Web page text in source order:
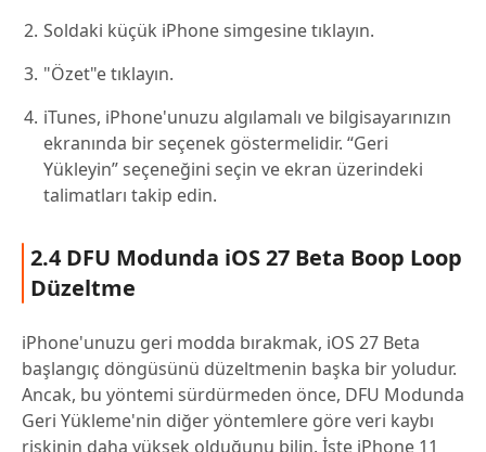
Soldaki küçük iPhone simgesine tıklayın.
"Özet"e tıklayın.
iTunes, iPhone'unuzu algılamalı ve bilgisayarınızın
ekranında bir seçenek göstermelidir. “Geri
Yükleyin” seçeneğini seçin ve ekran üzerindeki
talimatları takip edin.
2.4 DFU Modunda iOS 27 Beta Boop Loop
Düzeltme
iPhone'unuzu geri modda bırakmak, iOS 27 Beta
başlangıç döngüsünü düzeltmenin başka bir yoludur.
Ancak, bu yöntemi sürdürmeden önce, DFU Modunda
Geri Yükleme'nin diğer yöntemlere göre veri kaybı
riskinin daha yüksek olduğunu bilin. İşte iPhone 11